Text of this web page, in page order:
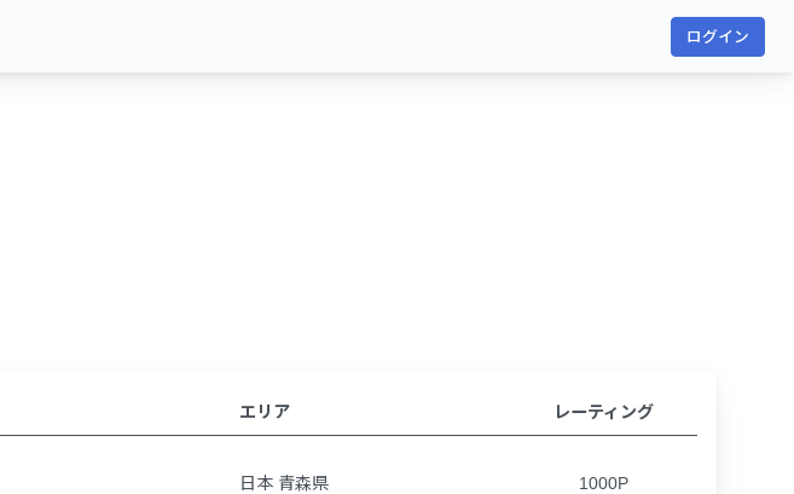
ログイン
エリア レーティング
日本 青森県 1000P